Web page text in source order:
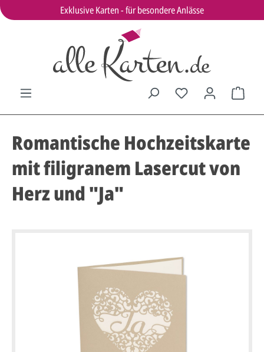
Exklusive Karten - für besondere Anlässe
Romantische Hochzeitskarte
mit filigranem Lasercut von
Herz und "Ja"